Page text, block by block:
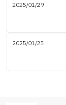
2025/01/29
2025/01/25